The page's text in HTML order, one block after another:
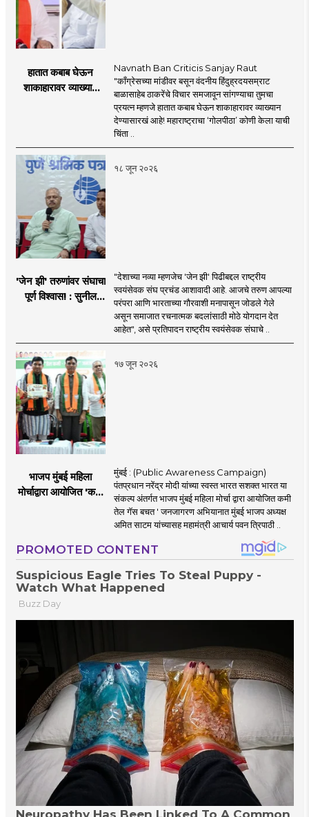
हातात कबाब घेऊन
शाकाहारावर व्याख्यान
Navnath Ban Criticis Sanjay Raut
"काँग्रेसच्या मांडीवर बसून वंदनीय हिंदुह्रदयसम्राट
बाळासाहेब ठाकरेंचे विचार समजावून सांगण्याचा तुमचा
प्रयत्न म्हणजे हातात कबाब घेऊन शाकाहारावर व्याख्यान
देण्यासारखं आहे! महाराष्ट्राचा ‘गोलपीठा’ कोणी केला याची
चिंता ..
१८ जून २०२६
'जेन झी' तरुणांवर संघाचा
पूर्ण विश्वास! : सुनील
"देशाच्या नव्या म्हणजेच 'जेन झी' पिढीबद्दल राष्ट्रीय
स्वयंसेवक संघ प्रचंड आशावादी आहे. आजचे तरुण आपल्या
परंपरा आणि भारताच्या गौरवाशी मनापासून जोडले गेले
असून समाजात रचनात्मक बदलांसाठी मोठे योगदान देत
आहेत", असे प्रतिपादन राष्ट्रीय स्वयंसेवक संघाचे ..
१७ जून २०२६
भाजप मुंबई महिला
मोर्चाद्वारा आयोजित 'कमी
मुंबई : (Public Awareness Campaign)
पंतप्रधान नरेंद्र मोदी यांच्या स्वस्त भारत सशक्त भारत या
संकल्प अंतर्गत भाजप मुंबई महिला मोर्चा द्वारा आयोजित कमी
तेल गॅस बचत ' जनजागरण अभियानात मुंबई भाजप अध्यक्ष
अमित साटम यांच्यासह महामंत्री आचार्य पवन त्रिपाठी ..